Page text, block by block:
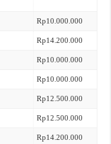
Rp10.000.000
Rp14.200.000
Rp10.000.000
Rp10.000.000
Rp12.500.000
Rp12.500.000
Rp14.200.000